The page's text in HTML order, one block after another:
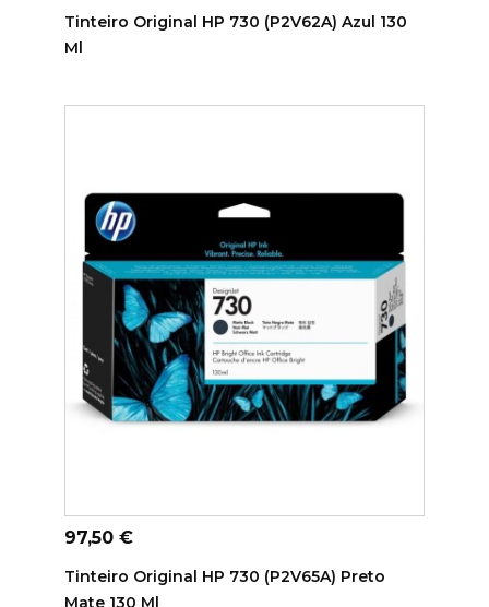
Tinteiro Original HP 730 (P2V62A) Azul 130
Ml
ADICIONAR AO CARRINHO
Preço
97,50 €
Tinteiro Original HP 730 (P2V65A) Preto
Mate 130 Ml